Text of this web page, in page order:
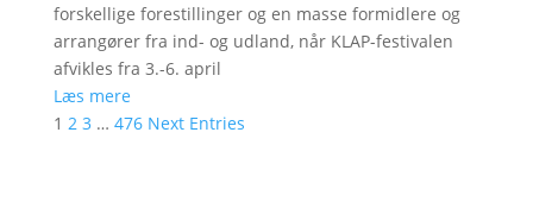
forskellige forestillinger og en masse formidlere og
arrangører fra ind- og udland, når KLAP-festivalen
afvikles fra 3.-6. april
Læs mere
1 2 3 … 476 Next Entries